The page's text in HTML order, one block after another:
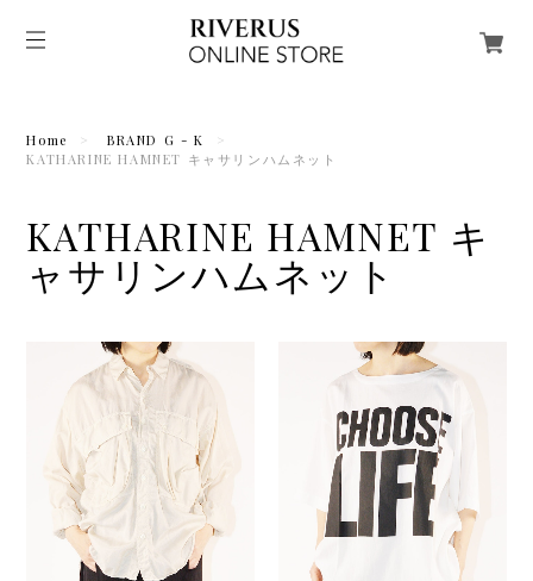
Home
BRAND G - K
KATHARINE HAMNET キャサリンハムネット
KATHARINE HAMNET キ
ャサリンハムネット